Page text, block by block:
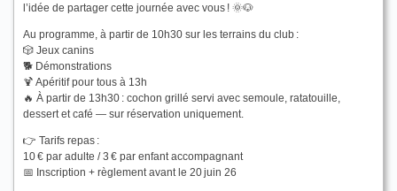
l’idée de partager cette journée avec vous ! 🌞🐶
Au programme, à partir de 10h30 sur les terrains du club :
🎲 Jeux canins
🐕 Démonstrations
🍹 Apéritif pour tous à 13h
🔥 À partir de 13h30 : cochon grillé servi avec semoule, ratatouille,
dessert et café — sur réservation uniquement.
👉 Tarifs repas :
10 € par adulte / 3 € par enfant accompagnant
📅 Inscription + règlement avant le 20 juin 26